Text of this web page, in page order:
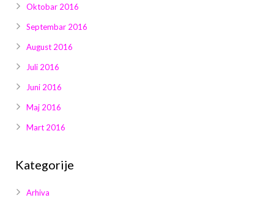
Oktobar 2016
Septembar 2016
August 2016
Juli 2016
Juni 2016
Maj 2016
Mart 2016
Kategorije
Arhiva